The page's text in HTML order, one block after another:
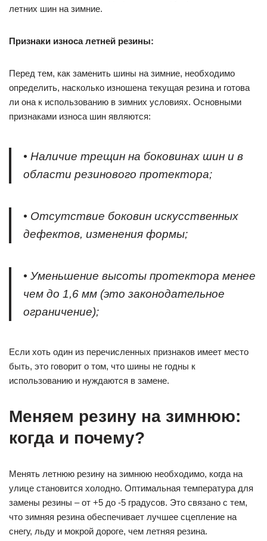
летних шин на зимние.
Признаки износа летней резины:
Перед тем, как заменить шины на зимние, необходимо
определить, насколько изношена текущая резина и готова
ли она к использованию в зимних условиях. Основными
признаками износа шин являются:
• Наличие трещин на боковинах шин и в
области резинового протектора;
• Отсутствие боковин искусственных
дефектов, изменения формы;
• Уменьшение высоты протектора менее
чем до 1,6 мм (это законодательное
ограничение);
Если хоть один из перечисленных признаков имеет место
быть, это говорит о том, что шины не годны к
использованию и нуждаются в замене.
Меняем резину на зимнюю:
когда и почему?
Менять летнюю резину на зимнюю необходимо, когда на
улице становится холодно. Оптимальная температура для
замены резины – от +5 до -5 градусов. Это связано с тем,
что зимняя резина обеспечивает лучшее сцепление на
снегу, льду и мокрой дороге, чем летняя резина.